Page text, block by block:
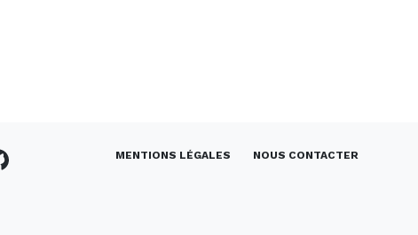
MENTIONS LÉGALES NOUS CONTACTER